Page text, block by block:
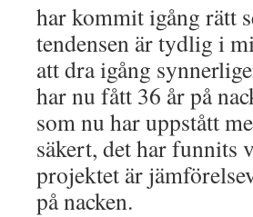
har kommit igång rätt
tendensen är tydlig i
att dra igång
har nu fått 36 år på
som nu har uppstått
säkert, det har funnits
projektet är
på nacken.